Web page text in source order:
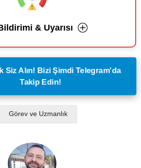
& Uyarısı
Siz Alın! Bizi Şimdi Telegram'da
Takip Edin!
Görev ve Uzmanlık